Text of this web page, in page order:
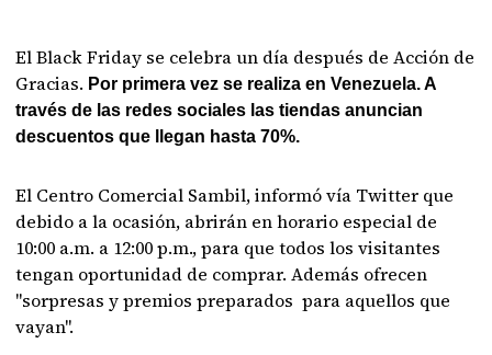
El Black Friday se celebra un día después de Acción de
Gracias. Por primera vez se realiza en Venezuela. A
través de las redes sociales las tiendas anuncian
descuentos que llegan hasta 70%.
El Centro Comercial Sambil, informó vía Twitter que
debido a la ocasión, abrirán en horario especial de
10:00 a.m. a 12:00 p.m., para que todos los visitantes
tengan oportunidad de comprar. Además ofrecen
"sorpresas y premios preparados para aquellos que
vayan".